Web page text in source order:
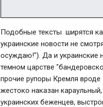
Подобные тексты ширятся
украинские новости не
осуждаю!"). Да и украинские
темном царстве
прочие рупоры Кремля
жестоко наказан
украинских беженцев,